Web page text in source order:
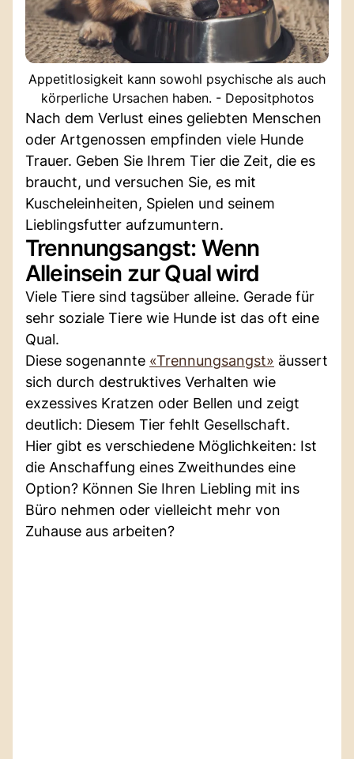
Appetitlosigkeit kann sowohl psychische als auch
körperliche Ursachen haben. - Depositphotos
Nach dem Verlust eines geliebten Menschen
oder Artgenossen empfinden viele Hunde
Trauer. Geben Sie Ihrem Tier die Zeit, die es
braucht, und versuchen Sie, es mit
Kuscheleinheiten, Spielen und seinem
Lieblingsfutter aufzumuntern.
Trennungsangst: Wenn
Alleinsein zur Qual wird
Viele Tiere sind tagsüber alleine. Gerade für
sehr soziale Tiere wie Hunde ist das oft eine
Qual.
Diese sogenannte «Trennungsangst» äussert
sich durch destruktives Verhalten wie
exzessives Kratzen oder Bellen und zeigt
deutlich: Diesem Tier fehlt Gesellschaft.
Hier gibt es verschiedene Möglichkeiten: Ist
die Anschaffung eines Zweithundes eine
Option? Können Sie Ihren Liebling mit ins
Büro nehmen oder vielleicht mehr von
Zuhause aus arbeiten?